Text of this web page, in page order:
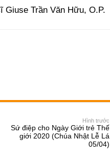
Giuse Trần Văn Hữu, O.P.
Hình trước
Sứ điệp cho Ngày Giới trẻ Thế
giới 2020 (Chúa Nhật Lễ Lá
05/04)